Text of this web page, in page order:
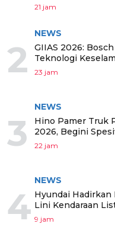
21 jam
2
NEWS
GIIAS 2026:
Teknologi
23 jam
3
NEWS
Hino Pamer Truk
2026, Begini
22 jam
4
NEWS
Hyundai Hadirkan
Lini Kendaraan
9 jam